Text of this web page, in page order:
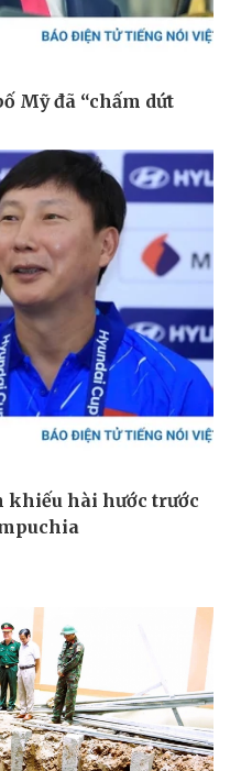
Tư vấn